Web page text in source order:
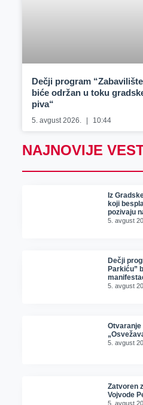
Dečji program
biće održan u toku
piva“
5. avgust 2026. 10:44
NAJNOVIJE
Iz
koji
pozivaju
5. avgust
Dečji
Parkiću”
5. avgust
Otvaranje
5. avgust
Zatvoren
Vojvode
5. avgust